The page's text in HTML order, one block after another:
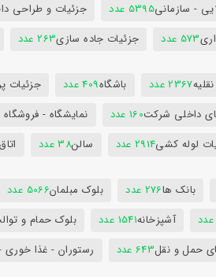
- سازمانی5395 عدد جزئیات و طراحی
573 عدد جزئیات جاده سازی263 عدد
2367 عدد باشگاه409 عدد جزئیات
داخلی شرکت160 عدد نمایشگاه -
لوله کشی2914 عدد سالن38 عدد
بانک ها276 عدد بلوک مبلمان5066 عدد
آشپزخانه1541 عدد بلوک حمام و
حمل و نقل643 عدد رستوران - غذا